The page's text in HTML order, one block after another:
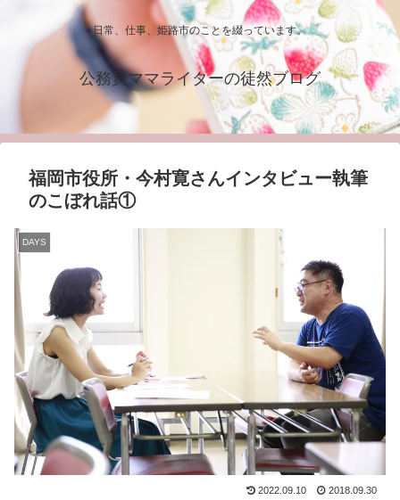
日常、仕事、姫路市のことを綴っています。
公務員ママライターの徒然ブログ
福岡市役所・今村寛さんインタビュー執筆
のこぼれ話①
DAYS
2022.09.10 2018.09.30